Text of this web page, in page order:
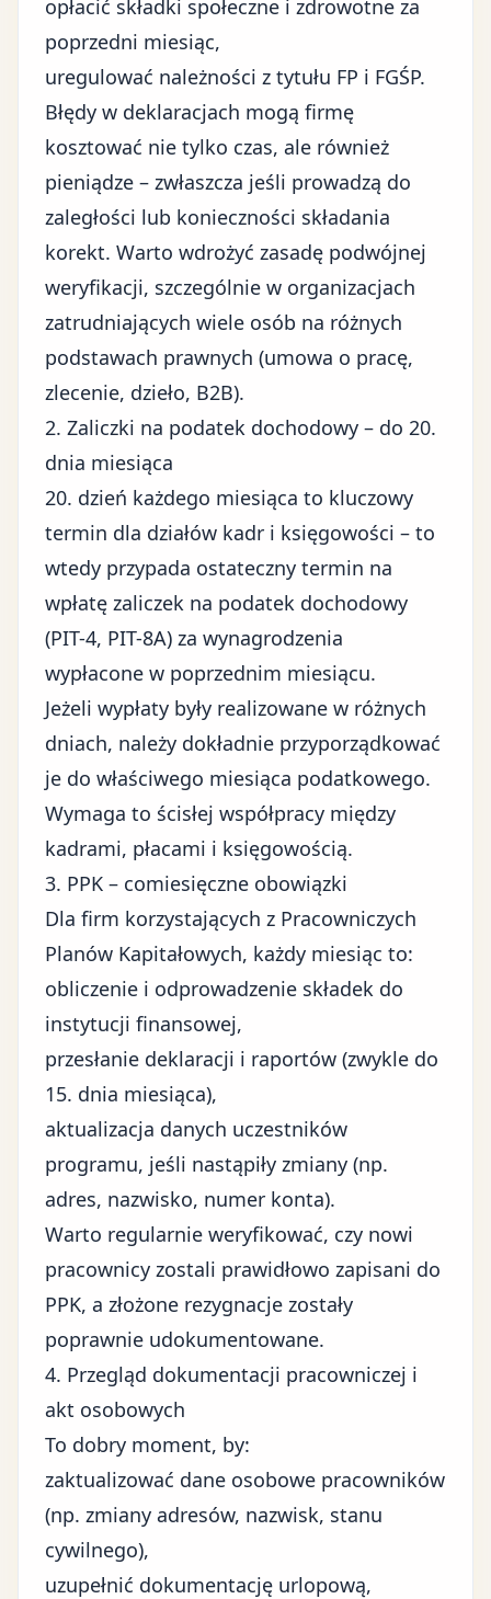
opłacić składki społeczne i zdrowotne za
poprzedni miesiąc,
uregulować należności z tytułu FP i FGŚP.
Błędy w deklaracjach mogą firmę
kosztować nie tylko czas, ale również
pieniądze – zwłaszcza jeśli prowadzą do
zaległości lub konieczności składania
korekt. Warto wdrożyć zasadę podwójnej
weryfikacji, szczególnie w organizacjach
zatrudniających wiele osób na różnych
podstawach prawnych (umowa o pracę,
zlecenie, dzieło, B2B).
2. Zaliczki na podatek dochodowy – do 20.
dnia miesiąca
20. dzień każdego miesiąca to kluczowy
termin dla działów kadr i księgowości – to
wtedy przypada ostateczny termin na
wpłatę zaliczek na podatek dochodowy
(PIT-4, PIT-8A) za wynagrodzenia
wypłacone w poprzednim miesiącu.
Jeżeli wypłaty były realizowane w różnych
dniach, należy dokładnie przyporządkować
je do właściwego miesiąca podatkowego.
Wymaga to ścisłej współpracy między
kadrami, płacami i księgowością.
3. PPK – comiesięczne obowiązki
Dla firm korzystających z Pracowniczych
Planów Kapitałowych, każdy miesiąc to:
obliczenie i odprowadzenie składek do
instytucji finansowej,
przesłanie deklaracji i raportów (zwykle do
15. dnia miesiąca),
aktualizacja danych uczestników
programu, jeśli nastąpiły zmiany (np.
adres, nazwisko, numer konta).
Warto regularnie weryfikować, czy nowi
pracownicy zostali prawidłowo zapisani do
PPK, a złożone rezygnacje zostały
poprawnie udokumentowane.
4. Przegląd dokumentacji pracowniczej i
akt osobowych
To dobry moment, by:
zaktualizować dane osobowe pracowników
(np. zmiany adresów, nazwisk, stanu
cywilnego),
uzupełnić dokumentację urlopową,